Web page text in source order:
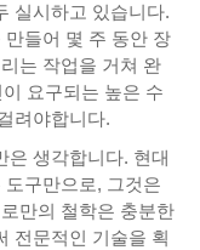
실시하고 있습니다.
들어 몇 주 동안 장
는 작업을 거쳐 완
요구되는 높은 수
려야합니다.
은 생각합니다. 현대
구만으로, 그것은
만의 철학은 충분한
전문적인 기술을 획